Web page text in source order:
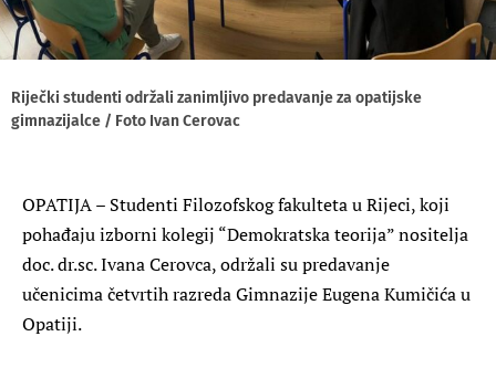
Riječki studenti održali zanimljivo predavanje za opatijske
gimnazijalce / Foto Ivan Cerovac
OPATIJA – Studenti Filozofskog fakulteta u Rijeci, koji
pohađaju izborni kolegij “Demokratska teorija” nositelja
doc. dr.sc. Ivana Cerovca, održali su predavanje
učenicima četvrtih razreda Gimnazije Eugena Kumičića u
Opatiji.